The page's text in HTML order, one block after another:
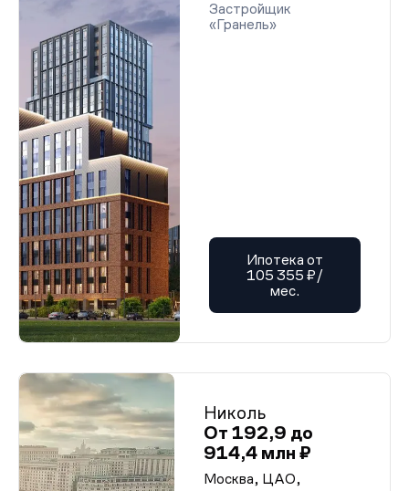
Застройщик
«Гранель»
Ипотека от
105 355 ₽/
мес.
Николь
От 192,9 до
914,4 млн ₽
Москва, ЦАО,